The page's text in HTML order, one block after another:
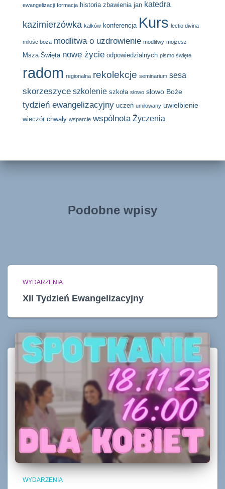
ewangelizacji formacja historia zbawienia jan katedra
kazimierzówka kałków konferencja Kurs lectio divina
miłośc boża modlitwa o uzdrowienie modlitwy mojżesz
Msza Święta nowe życie odpowiedzialnych pismo święte
radom regionalna rekolekcje seminarium sesa
skorzeszyce szkolenie szkoła słowo słowo Boże
tydzień ewangelizacyjny uczeń umiłowany uwielbienie
wieczór chwały wsparcie wspólnota Życzenia
Podobne wpisy
WYDARZENIA
XII Tydzień Ewangelizacyjny
WYDARZENIA